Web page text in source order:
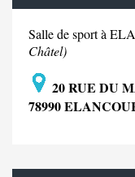
Salle de sport à
Châtel)
20 RUE DU
78990